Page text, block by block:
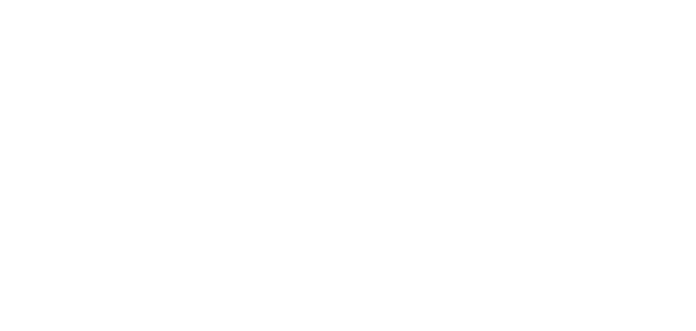
portfoliem.
republice. Více informací se dozvíte na stránkách jednotlivých středisek.